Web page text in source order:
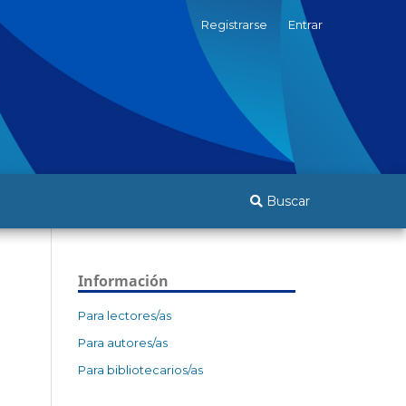
Buscar
Registrarse Entrar
Información
Para lectores/as
Para autores/as
Para bibliotecarios/as